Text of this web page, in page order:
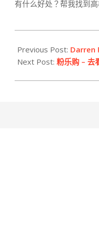
有什么好处？帮我找到
04-
24
Previous Post: Darren
Next Post: 粉乐购 – 去